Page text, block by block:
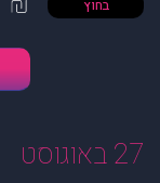
בחוץ
27 באוגוסט